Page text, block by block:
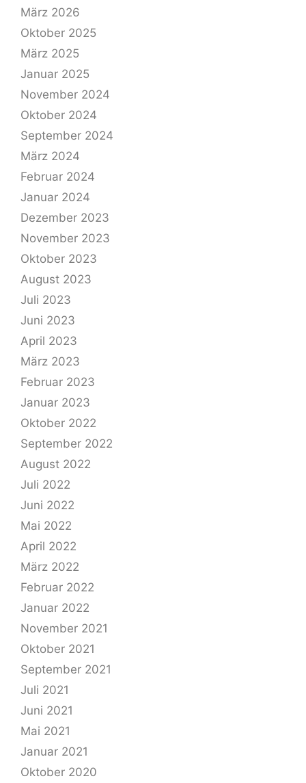
März 2026
Oktober 2025
März 2025
Januar 2025
November 2024
Oktober 2024
September 2024
März 2024
Februar 2024
Januar 2024
Dezember 2023
November 2023
Oktober 2023
August 2023
Juli 2023
Juni 2023
April 2023
März 2023
Februar 2023
Januar 2023
Oktober 2022
September 2022
August 2022
Juli 2022
Juni 2022
Mai 2022
April 2022
März 2022
Februar 2022
Januar 2022
November 2021
Oktober 2021
September 2021
Juli 2021
Juni 2021
Mai 2021
Januar 2021
Oktober 2020